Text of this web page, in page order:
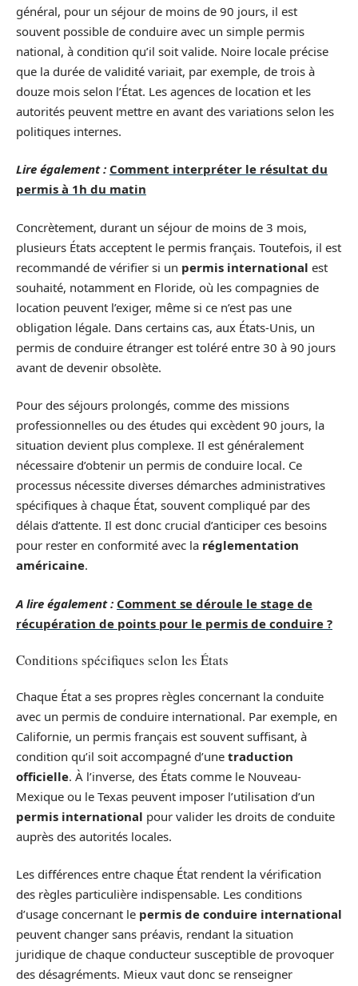
général, pour un séjour de moins de 90 jours, il est
souvent possible de conduire avec un simple permis
national, à condition qu’il soit valide. Noire locale précise
que la durée de validité variait, par exemple, de trois à
douze mois selon l’État. Les agences de location et les
autorités peuvent mettre en avant des variations selon les
politiques internes.
Lire également : Comment interpréter le résultat du
permis à 1h du matin
Concrètement, durant un séjour de moins de 3 mois,
plusieurs États acceptent le permis français. Toutefois, il est
recommandé de vérifier si un permis international est
souhaité, notamment en Floride, où les compagnies de
location peuvent l’exiger, même si ce n’est pas une
obligation légale. Dans certains cas, aux États-Unis, un
permis de conduire étranger est toléré entre 30 à 90 jours
avant de devenir obsolète.
Pour des séjours prolongés, comme des missions
professionnelles ou des études qui excèdent 90 jours, la
situation devient plus complexe. Il est généralement
nécessaire d’obtenir un permis de conduire local. Ce
processus nécessite diverses démarches administratives
spécifiques à chaque État, souvent compliqué par des
délais d’attente. Il est donc crucial d’anticiper ces besoins
pour rester en conformité avec la réglementation
américaine.
A lire également : Comment se déroule le stage de
récupération de points pour le permis de conduire ?
Conditions spécifiques selon les États
Chaque État a ses propres règles concernant la conduite
avec un permis de conduire international. Par exemple, en
Californie, un permis français est souvent suffisant, à
condition qu’il soit accompagné d’une traduction
officielle. À l’inverse, des États comme le Nouveau-
Mexique ou le Texas peuvent imposer l’utilisation d’un
permis international pour valider les droits de conduite
auprès des autorités locales.
Les différences entre chaque État rendent la vérification
des règles particulière indispensable. Les conditions
d’usage concernant le permis de conduire international
peuvent changer sans préavis, rendant la situation
juridique de chaque conducteur susceptible de provoquer
des désagréments. Mieux vaut donc se renseigner